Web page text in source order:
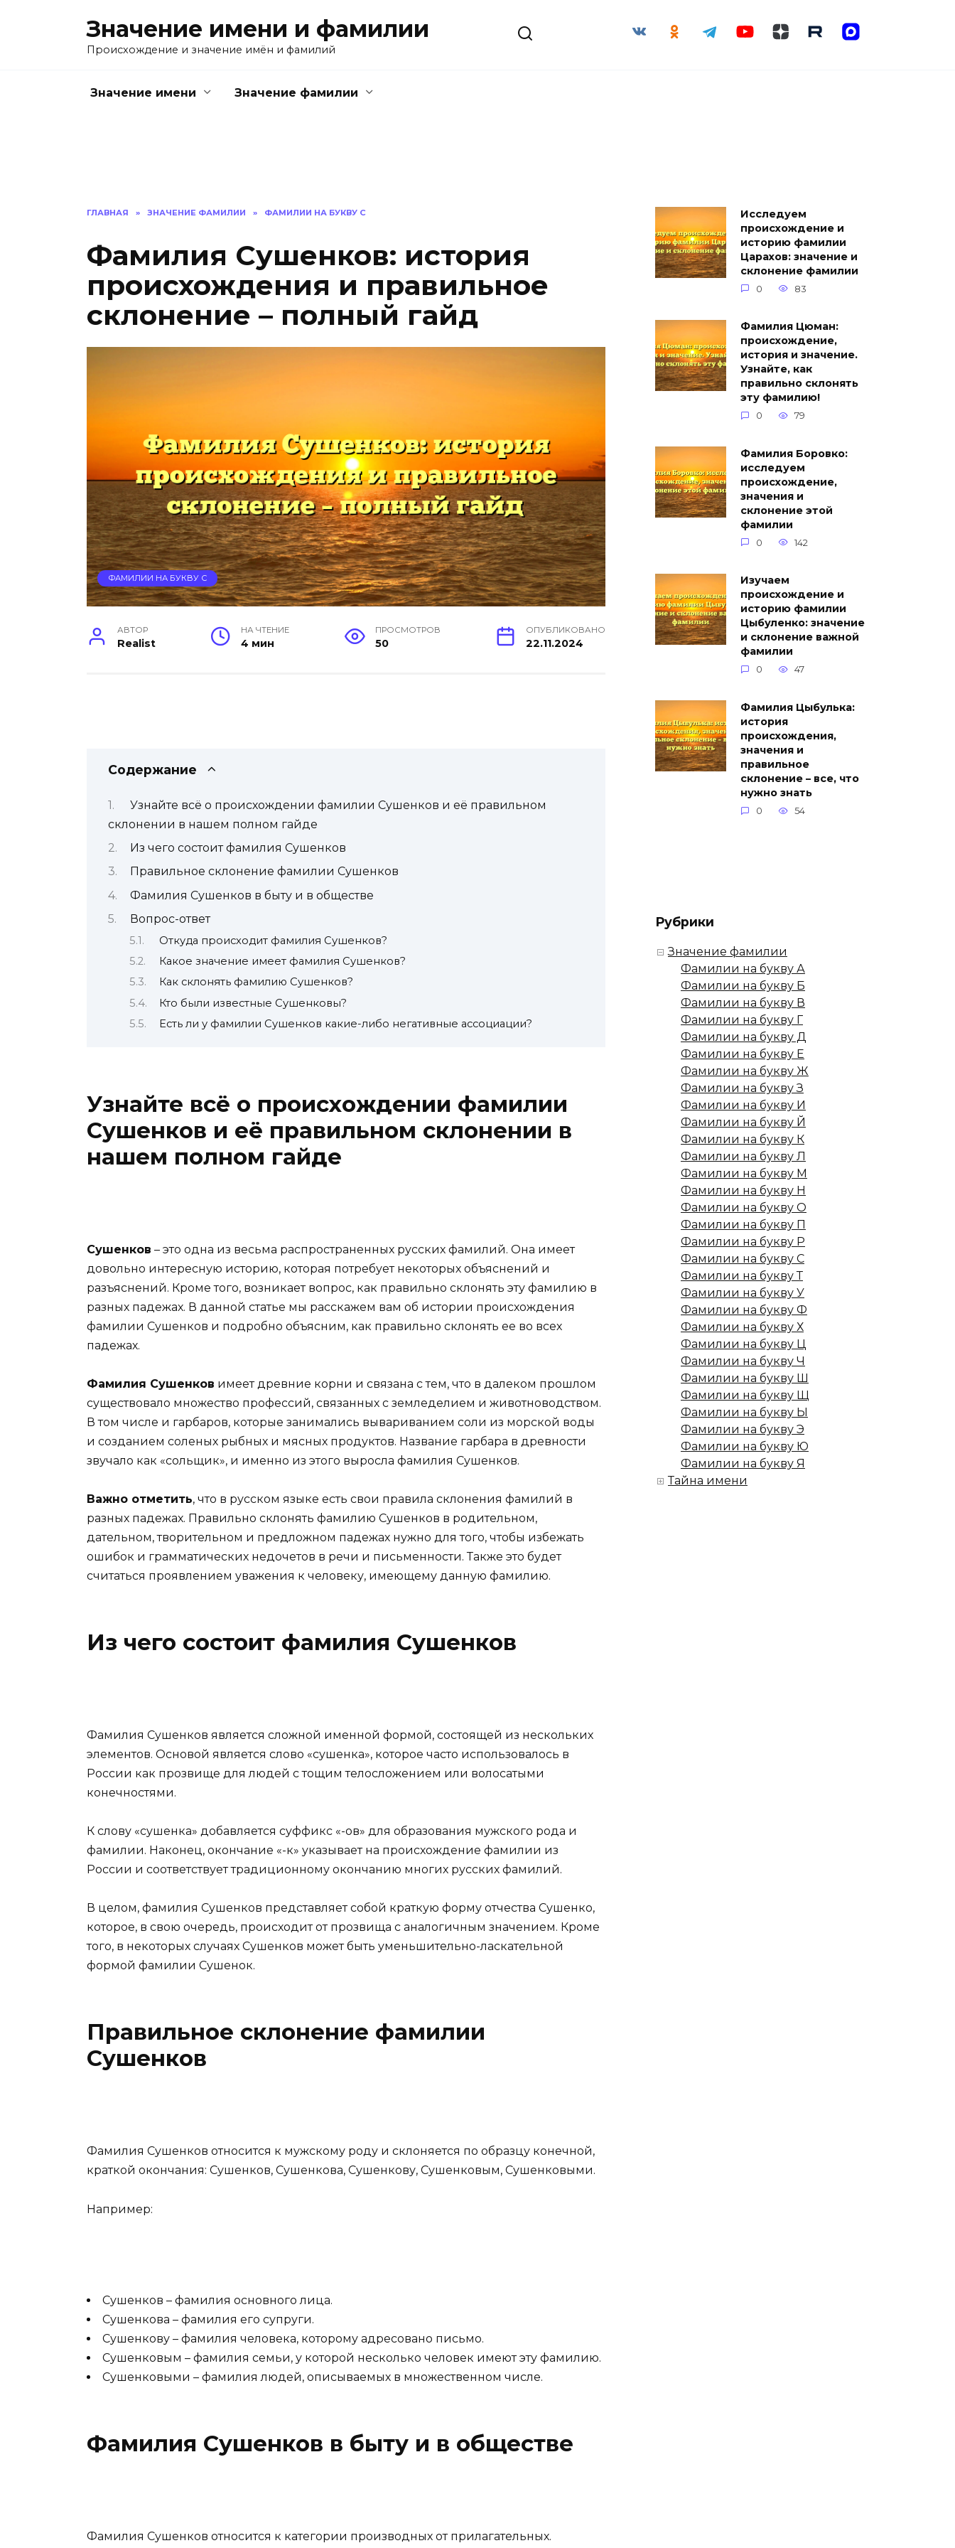
Значение имени и фамилии
Происхождение и значение имён и фамилий
Значение имени Значение фамилии
ГЛАВНАЯ » ЗНАЧЕНИЕ ФАМИЛИИ » ФАМИЛИИ НА БУКВУ С
Фамилия Сушенков: история
происхождения и правильное
склонение – полный гайд
ФАМИЛИИ НА БУКВУ С
АВТОР
Realist
НА ЧТЕНИЕ
4 мин
ПРОСМОТРОВ
50
ОПУБЛИКОВАНО
22.11.2024
Содержание
Узнайте всё о происхождении фамилии Сушенков и её правильном
склонении в нашем полном гайде
Из чего состоит фамилия Сушенков
Правильное склонение фамилии Сушенков
Фамилия Сушенков в быту и в обществе
Вопрос-ответ
Откуда происходит фамилия Сушенков?
Какое значение имеет фамилия Сушенков?
Как склонять фамилию Сушенков?
Кто были известные Сушенковы?
Есть ли у фамилии Сушенков какие-либо негативные ассоциации?
Узнайте всё о происхождении фамилии
Сушенков и её правильном склонении в
нашем полном гайде
Сушенков – это одна из весьма распространенных русских фамилий. Она имеет
довольно интересную историю, которая потребует некоторых объяснений и
разъяснений. Кроме того, возникает вопрос, как правильно склонять эту фамилию в
разных падежах. В данной статье мы расскажем вам об истории происхождения
фамилии Сушенков и подробно объясним, как правильно склонять ее во всех
падежах.
Фамилия Сушенков имеет древние корни и связана с тем, что в далеком прошлом
существовало множество профессий, связанных с земледелием и животноводством.
В том числе и гарбаров, которые занимались вывариванием соли из морской воды
и созданием соленых рыбных и мясных продуктов. Название гарбара в древности
звучало как «сольщик», и именно из этого выросла фамилия Сушенков.
Важно отметить, что в русском языке есть свои правила склонения фамилий в
разных падежах. Правильно склонять фамилию Сушенков в родительном,
дательном, творительном и предложном падежах нужно для того, чтобы избежать
ошибок и грамматических недочетов в речи и письменности. Также это будет
считаться проявлением уважения к человеку, имеющему данную фамилию.
Из чего состоит фамилия Сушенков
Фамилия Сушенков является сложной именной формой, состоящей из нескольких
элементов. Основой является слово «сушенка», которое часто использовалось в
России как прозвище для людей с тощим телосложением или волосатыми
конечностями.
К слову «сушенка» добавляется суффикс «-ов» для образования мужского рода и
фамилии. Наконец, окончание «-к» указывает на происхождение фамилии из
России и соответствует традиционному окончанию многих русских фамилий.
В целом, фамилия Сушенков представляет собой краткую форму отчества Сушенко,
которое, в свою очередь, происходит от прозвища с аналогичным значением. Кроме
того, в некоторых случаях Сушенков может быть уменьшительно-ласкательной
формой фамилии Сушенок.
Правильное склонение фамилии
Сушенков
Фамилия Сушенков относится к мужскому роду и склоняется по образцу конечной,
краткой окончания: Сушенков, Сушенкова, Сушенкову, Сушенковым, Сушенковыми.
Например:
Сушенков – фамилия основного лица.
Сушенкова – фамилия его супруги.
Сушенкову – фамилия человека, которому адресовано письмо.
Сушенковым – фамилия семьи, у которой несколько человек имеют эту фамилию.
Сушенковыми – фамилия людей, описываемых в множественном числе.
Фамилия Сушенков в быту и в обществе
Фамилия Сушенков относится к категории производных от прилагательных.
Исследуем
происхождение и
историю фамилии
Царахов: значение и
склонение фамилии
0 83
Фамилия Цюман:
происхождение,
история и значение.
Узнайте, как
правильно склонять
эту фамилию!
0 79
Фамилия Боровко:
исследуем
происхождение,
значения и
склонение этой
фамилии
0 142
Изучаем
происхождение и
историю фамилии
Цыбуленко: значение
и склонение важной
фамилии
0 47
Фамилия Цыбулька:
история
происхождения,
значения и
правильное
склонение – все, что
нужно знать
0 54
Рубрики
Значение фамилии
Фамилии на букву А
Фамилии на букву Б
Фамилии на букву В
Фамилии на букву Г
Фамилии на букву Д
Фамилии на букву Е
Фамилии на букву Ж
Фамилии на букву З
Фамилии на букву И
Фамилии на букву Й
Фамилии на букву К
Фамилии на букву Л
Фамилии на букву М
Фамилии на букву Н
Фамилии на букву О
Фамилии на букву П
Фамилии на букву Р
Фамилии на букву С
Фамилии на букву Т
Фамилии на букву У
Фамилии на букву Ф
Фамилии на букву Х
Фамилии на букву Ц
Фамилии на букву Ч
Фамилии на букву Ш
Фамилии на букву Щ
Фамилии на букву Ы
Фамилии на букву Э
Фамилии на букву Ю
Фамилии на букву Я
Тайна имени